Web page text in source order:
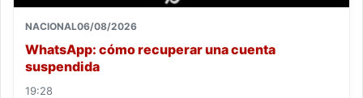
NACIONAL06/08/2026
WhatsApp: cómo recuperar una cuenta
suspendida
19:28